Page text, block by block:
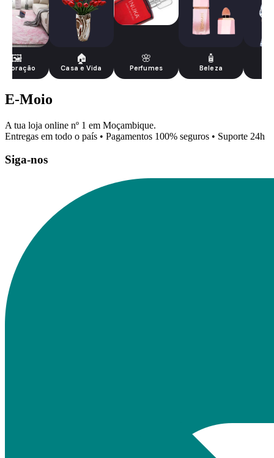
🖼️ 🏠
Casa e Vida
🌸
Perfumes
🧴
Beleza
E-Moio
A tua loja online nº 1 em Moçambique.
Entregas em todo o país • Pagamentos 100% seguros • Suporte 24h
Siga-nos